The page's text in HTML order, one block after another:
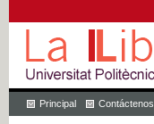
Principal Contáctenos